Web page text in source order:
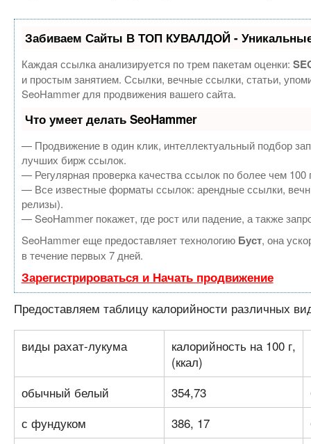
Забиваем Сайты В ТОП КУВАЛДОЙ - Уникальные
Каждая ссылка анализируется по трем пакетам оценки:
и простым занятием. Ссылки, вечные ссылки, статьи,
SeoHammer для продвижения вашего сайта.
Что умеет делать SeoHammer
— Продвижение в один клик, интеллектуальный подбор
лучших бирж ссылок.
— Регулярная проверка качества ссылок по более чем
— Все известные форматы ссылок: арендные ссылки,
релизы).
— SeoHammer покажет, где рост или падение, а также
SeoHammer еще предоставляет технологию Буст, она
в течение первых 7 дней.
Зарегистрироваться и Начать продвижение
Предоставляем таблицу калорийности различных
виды рахат-лукума
калорийность на 100 г,
(ккал)
обычный белый
354,73
с фундуком
386, 17